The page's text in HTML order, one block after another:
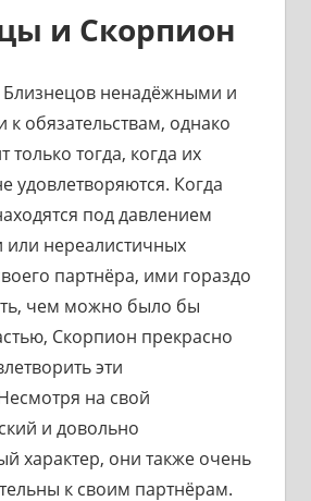
и Скорпион
ненадёжными и
обязательствам, однако
только тогда, когда их
удовлетворяются. Когда
под давлением
нереалистичных
партнёра, ими гораздо
чем можно было бы
Скорпион прекрасно
эти
на свой
и довольно
характер, они также очень
к своим партнёрам.